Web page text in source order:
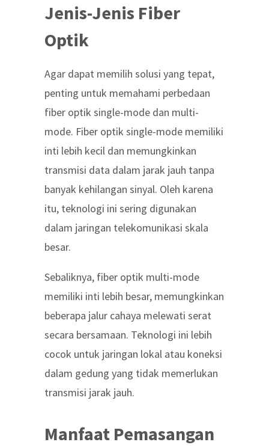
Jenis-Jenis Fiber
Optik
Agar dapat memilih solusi yang tepat,
penting untuk memahami perbedaan
fiber optik single-mode dan multi-
mode. Fiber optik single-mode memiliki
inti lebih kecil dan memungkinkan
transmisi data dalam jarak jauh tanpa
banyak kehilangan sinyal. Oleh karena
itu, teknologi ini sering digunakan
dalam jaringan telekomunikasi skala
besar.
Sebaliknya, fiber optik multi-mode
memiliki inti lebih besar, memungkinkan
beberapa jalur cahaya melewati serat
secara bersamaan. Teknologi ini lebih
cocok untuk jaringan lokal atau koneksi
dalam gedung yang tidak memerlukan
transmisi jarak jauh.
Manfaat Pemasangan